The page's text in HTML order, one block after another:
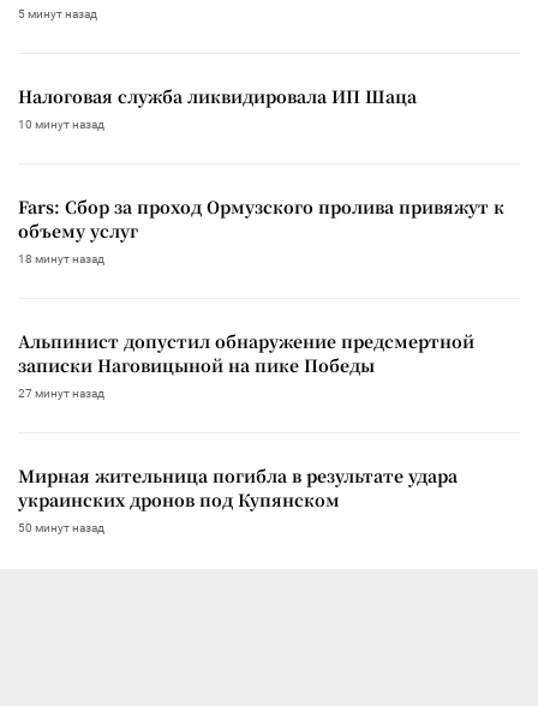
5 минут назад
Налоговая служба ликвидировала ИП Шаца
10 минут назад
Fars: Сбор за проход Ормузского пролива привяжут к
объему услуг
18 минут назад
Альпинист допустил обнаружение предсмертной
записки Наговицыной на пике Победы
27 минут назад
Мирная жительница погибла в результате удара
украинских дронов под Купянском
50 минут назад